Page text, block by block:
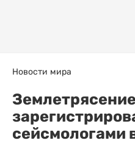
Новости мира
Землетрясение
сейсмологами